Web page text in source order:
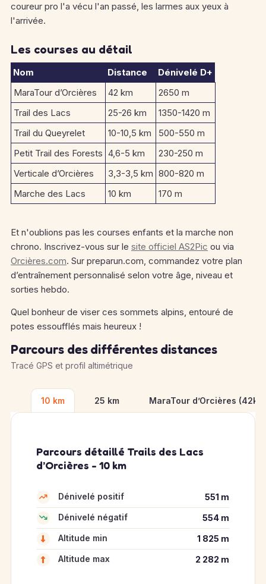
coureur pro l'a vécu l'an passé, les larmes aux yeux à
l'arrivée.
Les courses au détail
Nom Distance
Dénivelé D+
MaraTour d’Orcières
42 km
2650 m
Trail des Lacs
25-26 km
1350-1420 m
Trail du Queyrelet
10-10,5 km
500-550 m
Petit Trail des Forests 4,6-5 km
230-250 m
Verticale d’Orcières
3,3-3,5 km 800-820 m
Marche des Lacs
10 km 170 m
Et n'oublions pas les courses enfants et la marche non
chrono. Inscrivez-vous sur le site officiel AS2Pic ou via
Orcières.com. Sur preparun.com, commandez votre plan
d’entraînement personnalisé selon votre âge, niveau et
sorties hebdo.
Quel bonheur de viser ces sommets alpins, entouré de
potes essoufflés mais heureux !
Parcours des différentes distances
Tracé GPS et profil altimétrique
10 km 25 km MaraTour d’Orcières
Parcours détaillé Trails des Lacs
d’Orcières - 10 km
Dénivelé positif
551 m
Dénivelé négatif
554 m
Altitude min
1 825 m
Altitude max
2 282 m